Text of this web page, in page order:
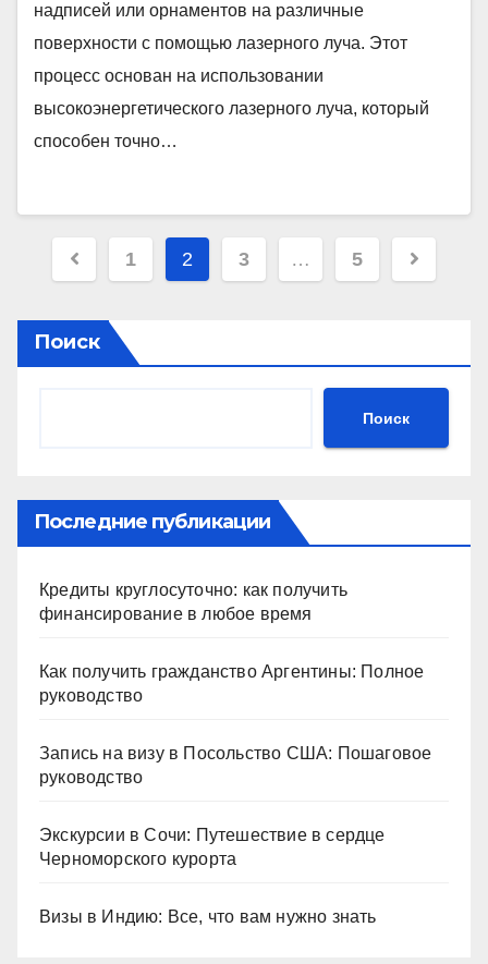
надписей или орнаментов на различные
поверхности с помощью лазерного луча. Этот
процесс основан на использовании
высокоэнергетического лазерного луча, который
способен точно…
Пагинация
1 2 3 … 5
Поиск
Поиск
Последние публикации
Кредиты круглосуточно: как получить
финансирование в любое время
Как получить гражданство Аргентины: Полное
руководство
Запись на визу в Посольство США: Пошаговое
руководство
Экскурсии в Сочи: Путешествие в сердце
Черноморского курорта
Визы в Индию: Все, что вам нужно знать